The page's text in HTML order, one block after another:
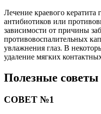
Лечение краевого
антибиотиков или
зависимости от причины
противовоспалительных
увлажнения глаз. В
удаление мягких
Полезные советы
СОВЕТ №1